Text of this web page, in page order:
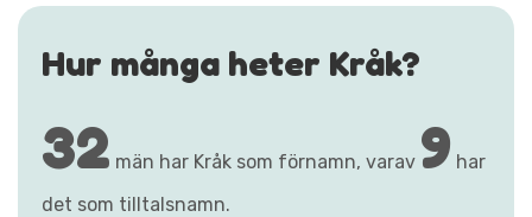
Hur många heter Kråk?
32 män har Kråk som förnamn, varav 9 har
det som tilltalsnamn.